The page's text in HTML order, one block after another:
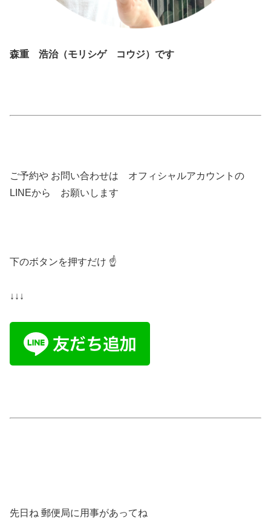
森重 浩治（モリシゲ コウジ）です
ご予約や お問い合わせは オフィシャルアカウントの
LINEから お願いします
下のボタンを押すだけ ☝️
↓↓↓
先日ね 郵便局に用事があってね